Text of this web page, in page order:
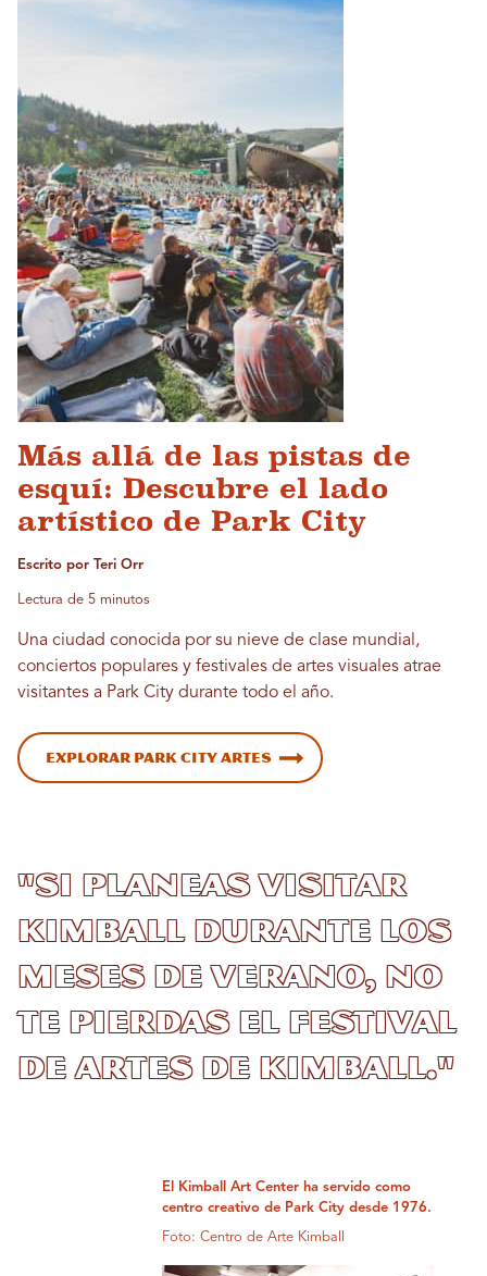
Más allá de las pistas de
esquí: Descubre el lado
artístico de Park City
Escrito por Teri Orr
Lectura de 5 minutos
Una ciudad conocida por su nieve de clase mundial,
conciertos populares y festivales de artes visuales atrae
visitantes a Park City durante todo el año.
Explorar Park City Artes
"Si planeas visitar
Kimball durante los
meses de verano, no
te pierdas el Festival
de Artes de Kimball."
El Kimball Art Center ha servido como
centro creativo de Park City desde 1976.
Foto: Centro de Arte Kimball